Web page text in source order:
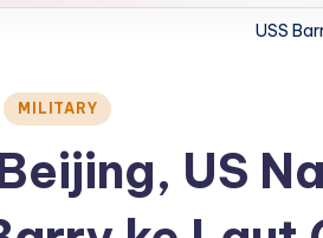
USS
MILITARY
US